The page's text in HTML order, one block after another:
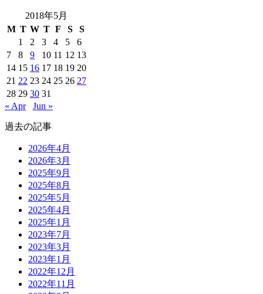
2018年5月
M T W T F S
S
1
2 3 4 5
6
7
8 9 10 11 12 13
14 15 16 17 18 19 20
21 22 23 24 25 26 27
28 29 30 31
« Apr
Jun »
過去の記事
2026年4月
2026年3月
2025年9月
2025年8月
2025年5月
2025年4月
2025年1月
2023年7月
2023年3月
2023年1月
2022年12月
2022年11月